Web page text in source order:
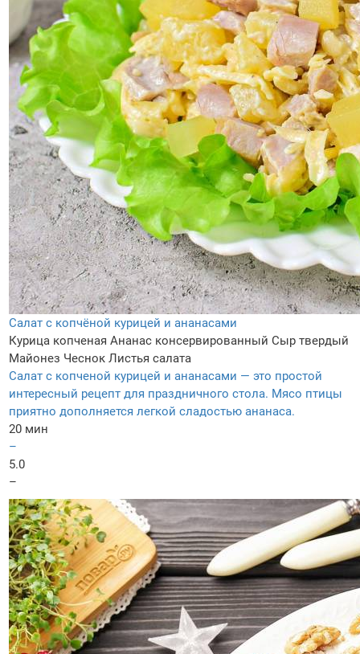
Салат с копчёной курицей и ананасами
Курица копченая Ананас консервированный Сыр твердый
Майонез Чеснок Листья салата
Салат с копченой курицей и ананасами — это простой
интересный рецепт для праздничного стола. Мясо птицы
приятно дополняется легкой сладостью ананаса.
20 мин
–
5.0
–